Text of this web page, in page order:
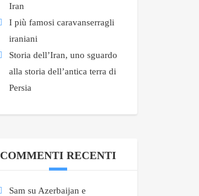
Iran
I più famosi caravanserragli
iraniani
Storia dell’Iran, uno sguardo
alla storia dell’antica terra di
Persia
COMMENTI RECENTI
Sam su Azerbaijan e